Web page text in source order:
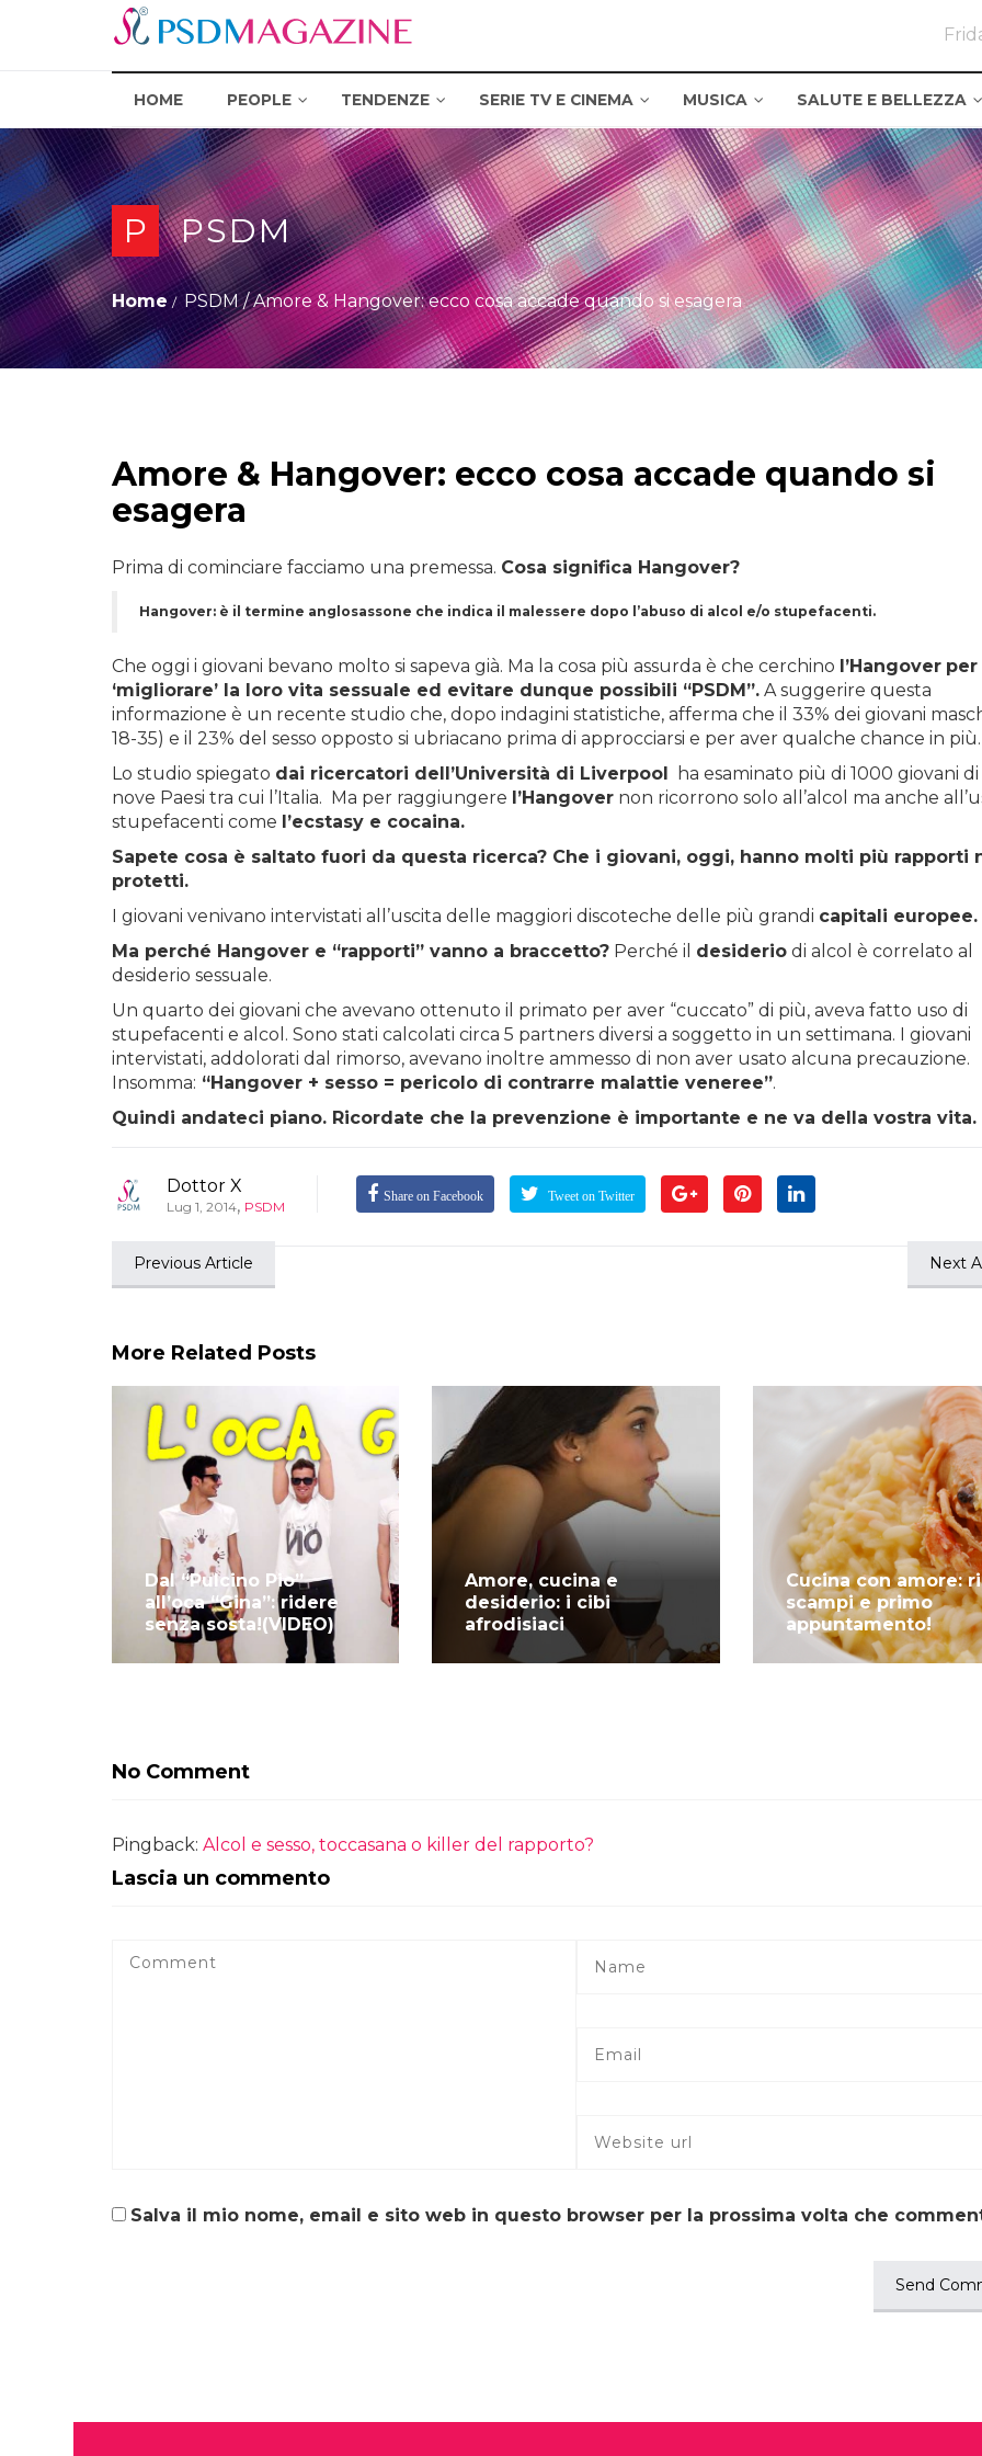
HOME PEOPLE TENDENZE SERIE TV E CINEMA MUSICA SALUTE E BELLEZZA
P PSDM
Home PSDM /Amore & Hangover: ecco cosa accade quando si esagera
Amore & Hangover: ecco cosa accade quando si
esagera
Prima di cominciare facciamo una premessa. Cosa significa Hangover?
Hangover: è il termine anglosassone che indica il malessere dopo l’abuso di alcol e/o stupefacenti.
Che oggi i giovani bevano molto si sapeva già. Ma la cosa più assurda è che cerchino l’Hangover per
‘migliorare’ la loro vita sessuale ed evitare dunque possibili “PSDM”. A suggerire questa
informazione è un recente studio che, dopo indagini statistiche, afferma che il 33% dei giovani
18-35) e il 23% del sesso opposto si ubriacano prima di approcciarsi e per aver qualche chance in più.
Lo studio spiegato dai ricercatori dell’Università di Liverpool ha esaminato più di 1000 giovani
nove Paesi tra cui l’Italia. Ma per raggiungere l’Hangover non ricorrono solo all’alcol ma anche
stupefacenti come l’ecstasy e cocaina.
Sapete cosa è saltato fuori da questa ricerca? Che i giovani, oggi, hanno molti più rapporti
protetti.
I giovani venivano intervistati all’uscita delle maggiori discoteche delle più grandi capitali europee.
Ma perché Hangover e “rapporti” vanno a braccetto? Perché il desiderio di alcol è correlato al
desiderio sessuale.
Un quarto dei giovani che avevano ottenuto il primato per aver “cuccato” di più, aveva fatto uso di
stupefacenti e alcol. Sono stati calcolati circa 5 partners diversi a soggetto in un settimana. I giovani
intervistati, addolorati dal rimorso, avevano inoltre ammesso di non aver usato alcuna precauzione.
Insomma: “Hangover + sesso = pericolo di contrarre malattie veneree”.
Quindi andateci piano. Ricordate che la prevenzione è importante e ne va della vostra vita.
Dottor X
Lug 1, 2014, PSDM
Share on Facebook Tweet on Twitter
Previous Article Next
More Related Posts
Dal “Pulcino Pio”
all’oca “Gina”: ridere
senza sosta!(VIDEO)
Amore, cucina e
desiderio: i cibi
afrodisiaci
Cucina con amore:
scampi e primo
appuntamento!
No Comment
Pingback: Alcol e sesso, toccasana o killer del rapporto?
Lascia un commento
Salva il mio nome, email e sito web in questo browser per la prossima volta che